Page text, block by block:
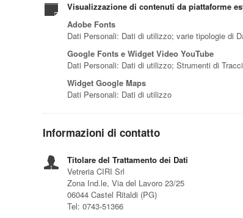
Visualizzazione di contenuti da piattaforme
Adobe Fonts
Dati Personali: Dati di utilizzo; varie tipologie di
Google Fonts e Widget Video YouTube
Dati Personali: Dati di utilizzo; Strumenti di
Widget Google Maps
Dati Personali: Dati di utilizzo
Informazioni di contatto
Titolare del Trattamento dei Dati
Vetreria CIRI Srl
Zona Ind.le, Via del Lavoro 23/25
06044 Castel Ritaldi (PG)
Tel: 0743-51366